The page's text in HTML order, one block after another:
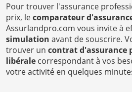
Pour trouver l'assurance
prix, lecomparateur
Assurlandpro.com vous invite à
simulation avant de souscrire.
trouver un contrat d'assurance
libérale correspondant à vos
votre activité en quelques